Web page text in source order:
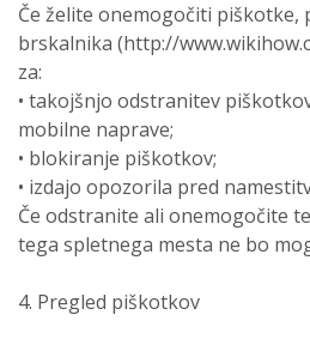
Če želite onemogočiti piškotke,
brskalnika (http://
za:
• takojšnjo odstranitev
mobilne naprave;
• blokiranje piškotkov;
• izdajo opozorila pred
Če odstranite ali onemogočite
tega spletnega mesta ne bo
4. Pregled piškotkov